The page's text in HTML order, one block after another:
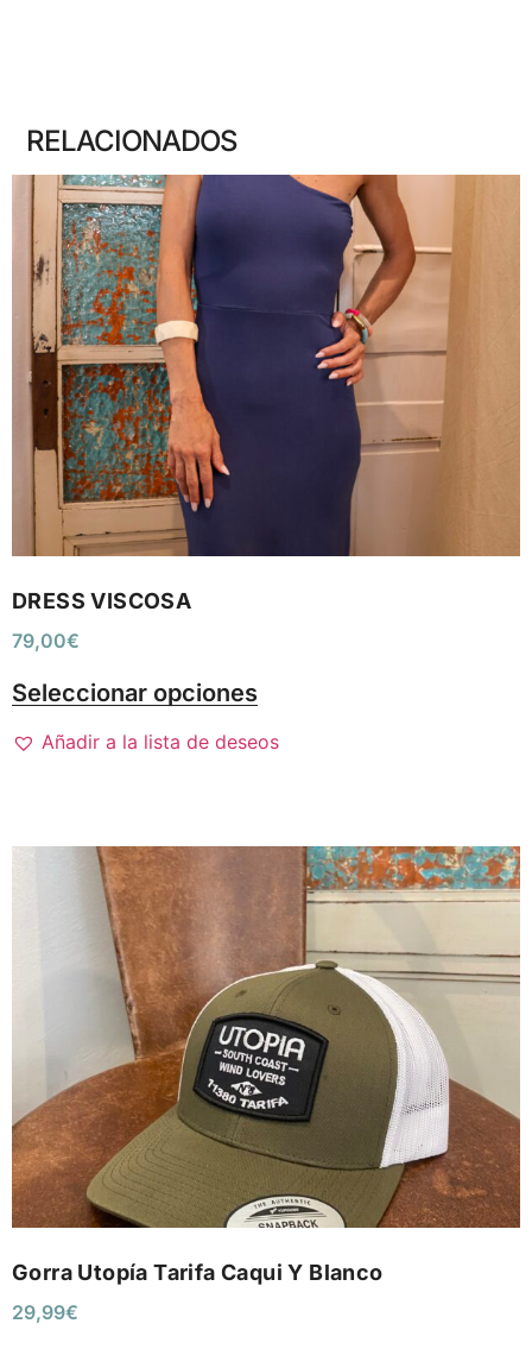
RELACIONADOS
DRESS VISCOSA
79,00€
Seleccionar opciones
Añadir a la lista de deseos
Gorra Utopía Tarifa Caqui Y Blanco
29,99€